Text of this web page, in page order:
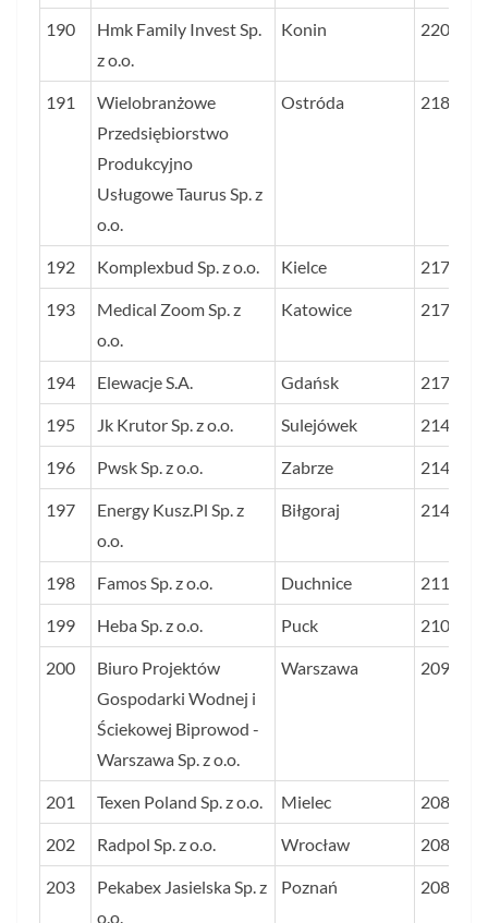
190
Hmk Family Invest Sp.
z o.o.
Konin 2203
191
Wielobranżowe
Przedsiębiorstwo
Produkcyjno
Usługowe Taurus Sp. z
o.o.
Ostróda 2180
192 Komplexbud Sp. z o.o. Kielce 2176
193
Medical Zoom Sp. z
o.o.
Katowice 2175
194 Elewacje S.A. Gdańsk 2174
195 Jk Krutor Sp. z o.o. Sulejówek 2148
196 Pwsk Sp. z o.o. Zabrze 2143
197
Energy Kusz.Pl Sp. z
o.o.
Biłgoraj 2141
198 Famos Sp. z o.o. Duchnice 2115
199 Heba Sp. z o.o. Puck 2102
200
Biuro Projektów
Gospodarki Wodnej i
Ściekowej Biprowod -
Warszawa Sp. z o.o.
Warszawa 2098
201 Texen Poland Sp. z o.o. Mielec 2089
202 Radpol Sp. z o.o. Wrocław 2083
203
Pekabex Jasielska Sp. z
o.o.
Poznań 2081